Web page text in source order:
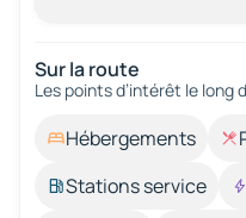
Sur la route
Les points d’intérêt le long
Hébergements
Stations service